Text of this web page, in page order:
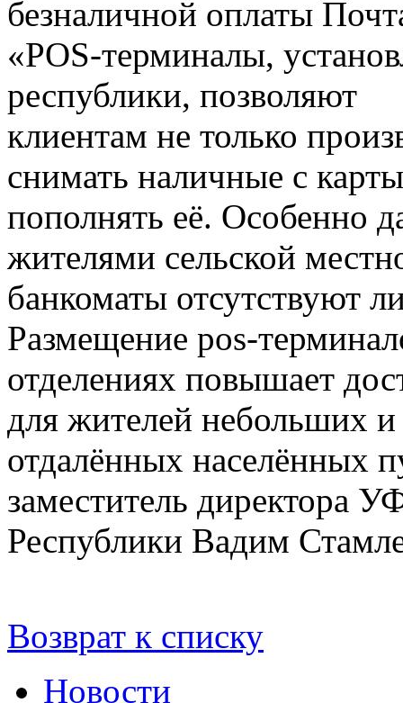
безналичной оплаты
«POS-терминалы,
республики, позволяют
клиентам не только
снимать наличные с
пополнять её. Особенно
жителями сельской
банкоматы отсутствуют
Размещение pos-
отделениях повышает
для жителей небольших и
отдалённых населённых
заместитель директора
Республики Вадим
Возврат к списку
Новости